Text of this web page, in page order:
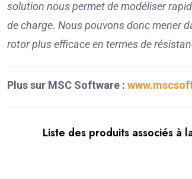
solution nous permet de modéliser
de charge. Nous pouvons donc mener
rotor plus efficace en termes de
Plus sur MSC Software :
Liste des produits associés à